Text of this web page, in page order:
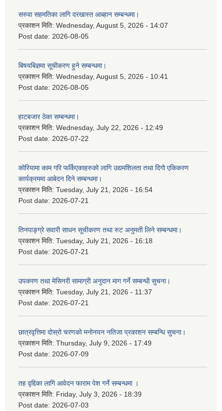
सरुवा सहमतिका लागि दरखास्त आब्हान सम्बन्धमा।
प्रकाशन मिति: Wednesday, August 5, 2026 - 14:07
Post date: 2026-08-05
बिषयबिज्ञमा सूचीकरण हुने सम्बन्धमा।
प्रकाशन मिति: Wednesday, August 5, 2026 - 10:41
Post date: 2026-08-05
हाटबजार ठेका सम्बन्धमा।
प्रकाशन मिति: Wednesday, July 22, 2026 - 12:49
Post date: 2026-07-22
कोरियामा काम गरि फर्किएकाहरुको लागि उद्यमशिलता तथा दिगो एकिकरण
कार्यक्रममा आबेदन दिने सम्बन्धमा।
प्रकाशन मिति: Tuesday, July 21, 2026 - 16:54
Post date: 2026-07-21
तिनपाङ्ग्रे सवारी साधन सूचीकरण तथा रुट अनुमती लिने सम्बन्धमा।
प्रकाशन मिति: Tuesday, July 21, 2026 - 16:18
Post date: 2026-07-21
उपकरण तथा मेसिनरी सामाग्री अनुदान माग गर्ने सम्बन्धी सुचना।
प्रकाशन मिति: Tuesday, July 21, 2026 - 11:37
Post date: 2026-07-21
छात्रवृत्तिमा दोस्रो चरणको मनोनयन नतिजा प्रकाशन सम्बन्धि सुचना।
प्रकाशन मिति: Thursday, July 9, 2026 - 17:49
Post date: 2026-07-09
तह वृद्दिका लागि आवेदन फाराम पेश गर्ने सम्बन्धमा ।
प्रकाशन मिति: Friday, July 3, 2026 - 18:39
Post date: 2026-07-03